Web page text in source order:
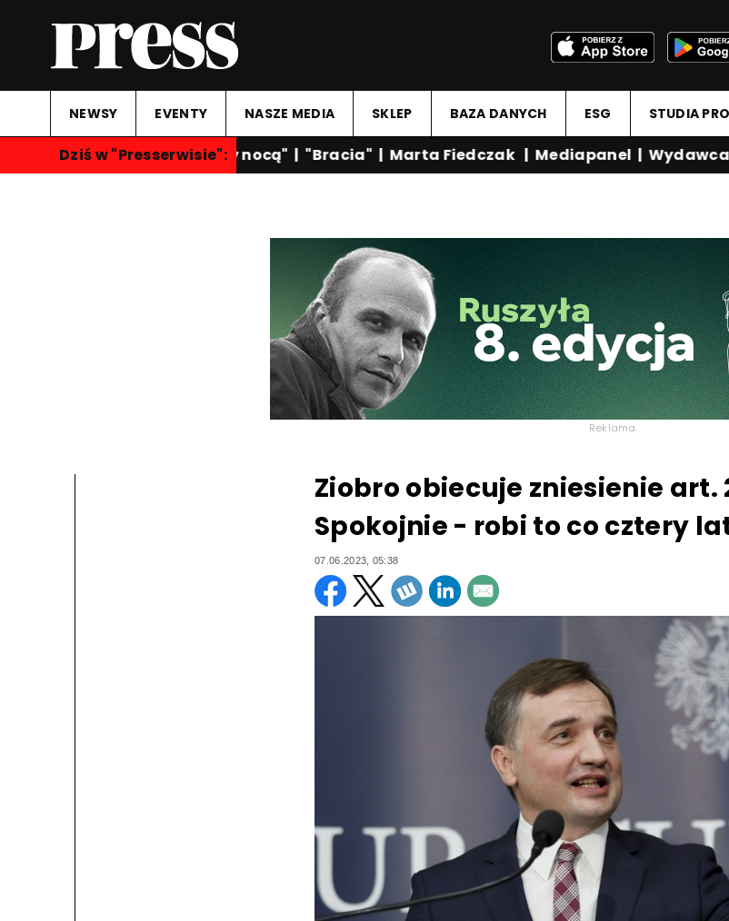
NEWSY EVENTY NASZE MEDIA SKLEP BAZA DANYCH ESG STUDIA
Dziś w "Presserwisie":
"Rozmowy nocą"|"Bracia"|Marta Fiedczak|Mediapanel|Wydawca
Reklama
Ziobro obiecuje zniesienie art.
Spokojnie - robi to co cztery
07.06.2023, 05:38